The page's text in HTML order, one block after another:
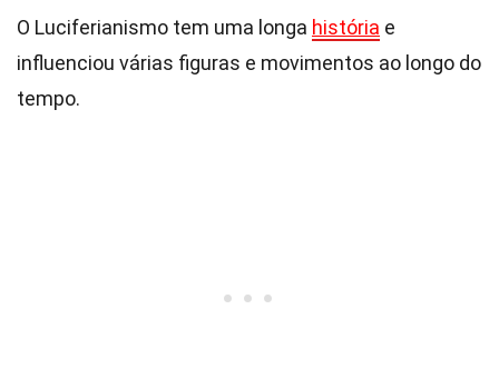
O Luciferianismo tem uma longa história e
influenciou várias figuras e movimentos ao longo do
tempo.